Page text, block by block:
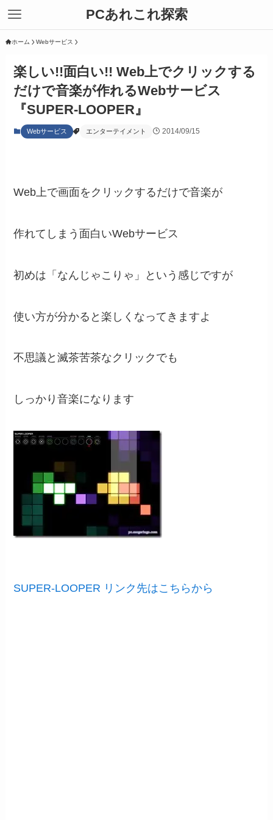
PCあれこれ探索
ホーム Webサービス
楽しい!!面白い!! Web上でクリックする
だけで音楽が作れるWebサービス
『SUPER-LOOPER』
Webサービス エンターテイメント 2014/09/15
Web上で画面をクリックするだけで音楽が
作れてしまう面白いWebサービス
初めは「なんじゃこりゃ」という感じですが
使い方が分かると楽しくなってきますよ
不思議と滅茶苦茶なクリックでも
しっかり音楽になります
SUPER-LOOPER リンク先はこちらから